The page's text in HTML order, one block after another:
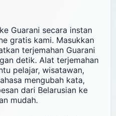
Guarani secara instan
gratis kami. Masukkan
terjemahan Guarani
detik. Alat terjemahan
pelajar, wisatawan,
mengubah kata,
dari Belarusian ke
mudah.